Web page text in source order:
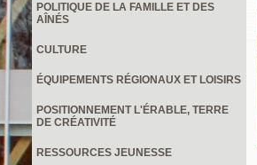
POLITIQUE DE LA FAMILLE ET DES
AÎNÉS
CULTURE
ÉQUIPEMENTS RÉGIONAUX ET LOISIRS
POSITIONNEMENT L'ÉRABLE, TERRE
DE CRÉATIVITÉ
RESSOURCES JEUNESSE